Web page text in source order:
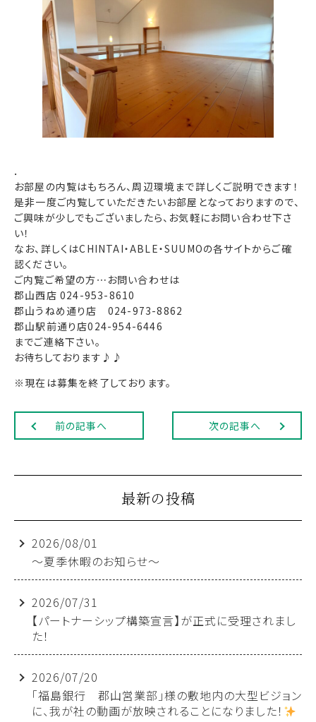
．
お部屋の内覧はもちろん、周辺環境まで詳しくご説明できます！
是非一度ご内覧していただきたいお部屋となっておりますので、
ご興味が少しでもございましたら、お気軽にお問い合わせ下さ
い！
なお、詳しくはCHINTAI・ABLE・SUUMOの各サイトからご確
認ください。
ご内覧ご希望の方⋯お問い合わせは
郡山西店 024-953-8610
郡山うねめ通り店 024-973-8862
郡山駅前通り店024-954-6446
までご連絡下さい。
お待ちしております♪♪
※現在は募集を終了しております。
前の記事へ 次の記事へ
最新の投稿
2026/08/01
～夏季休暇のお知らせ～
2026/07/31
【パートナーシップ構築宣言】が正式に受理されまし
た！
2026/07/20
「福島銀行 郡山営業部」様の敷地内の大型ビジョン
に、我が社の動画が放映されることになりました！